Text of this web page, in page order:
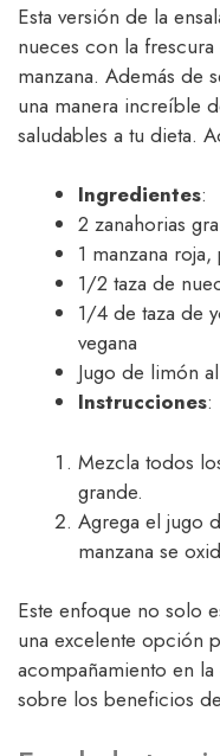
Esta versión de la
nueces con la
manzana. Además de
una manera increíble
saludables a tu dieta.
Ingredientes:
2 zanahorias
1 manzana roja,
1/2 taza de
1/4 de taza de
vegana
Jugo de limón
Instrucciones:
Mezcla todos
grande.
Agrega el jugo
manzana se
Este enfoque no solo
una excelente opción
acompañamiento en
sobre los beneficios